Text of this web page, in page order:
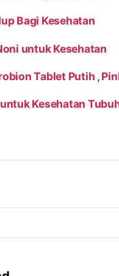
Bagi Kesehatan
untuk Kesehatan
Tablet Putih ,
Kesehatan